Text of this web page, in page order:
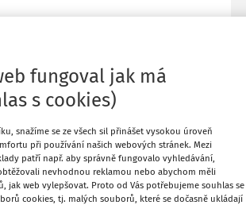
Sb.
a zemědělských veřejných
souvisejících zákonů
Sb. Změna: 124/2008 Sb.
Změna: 227/2009
89/2012 Sb. Změna: 64/2014 Sb.
fungoval jak má
s cookies)
snažíme se ze všech sil přinášet vysokou úroveň
při používání našich webových stránek. Mezi
patří např. aby správně fungovalo vyhledávání,
nevhodnou reklamou nebo abychom měli
jak web vylepšovat. Proto od Vás potřebujeme souhlas se
cookies, tj. malých souborů, které se dočasně ukládají